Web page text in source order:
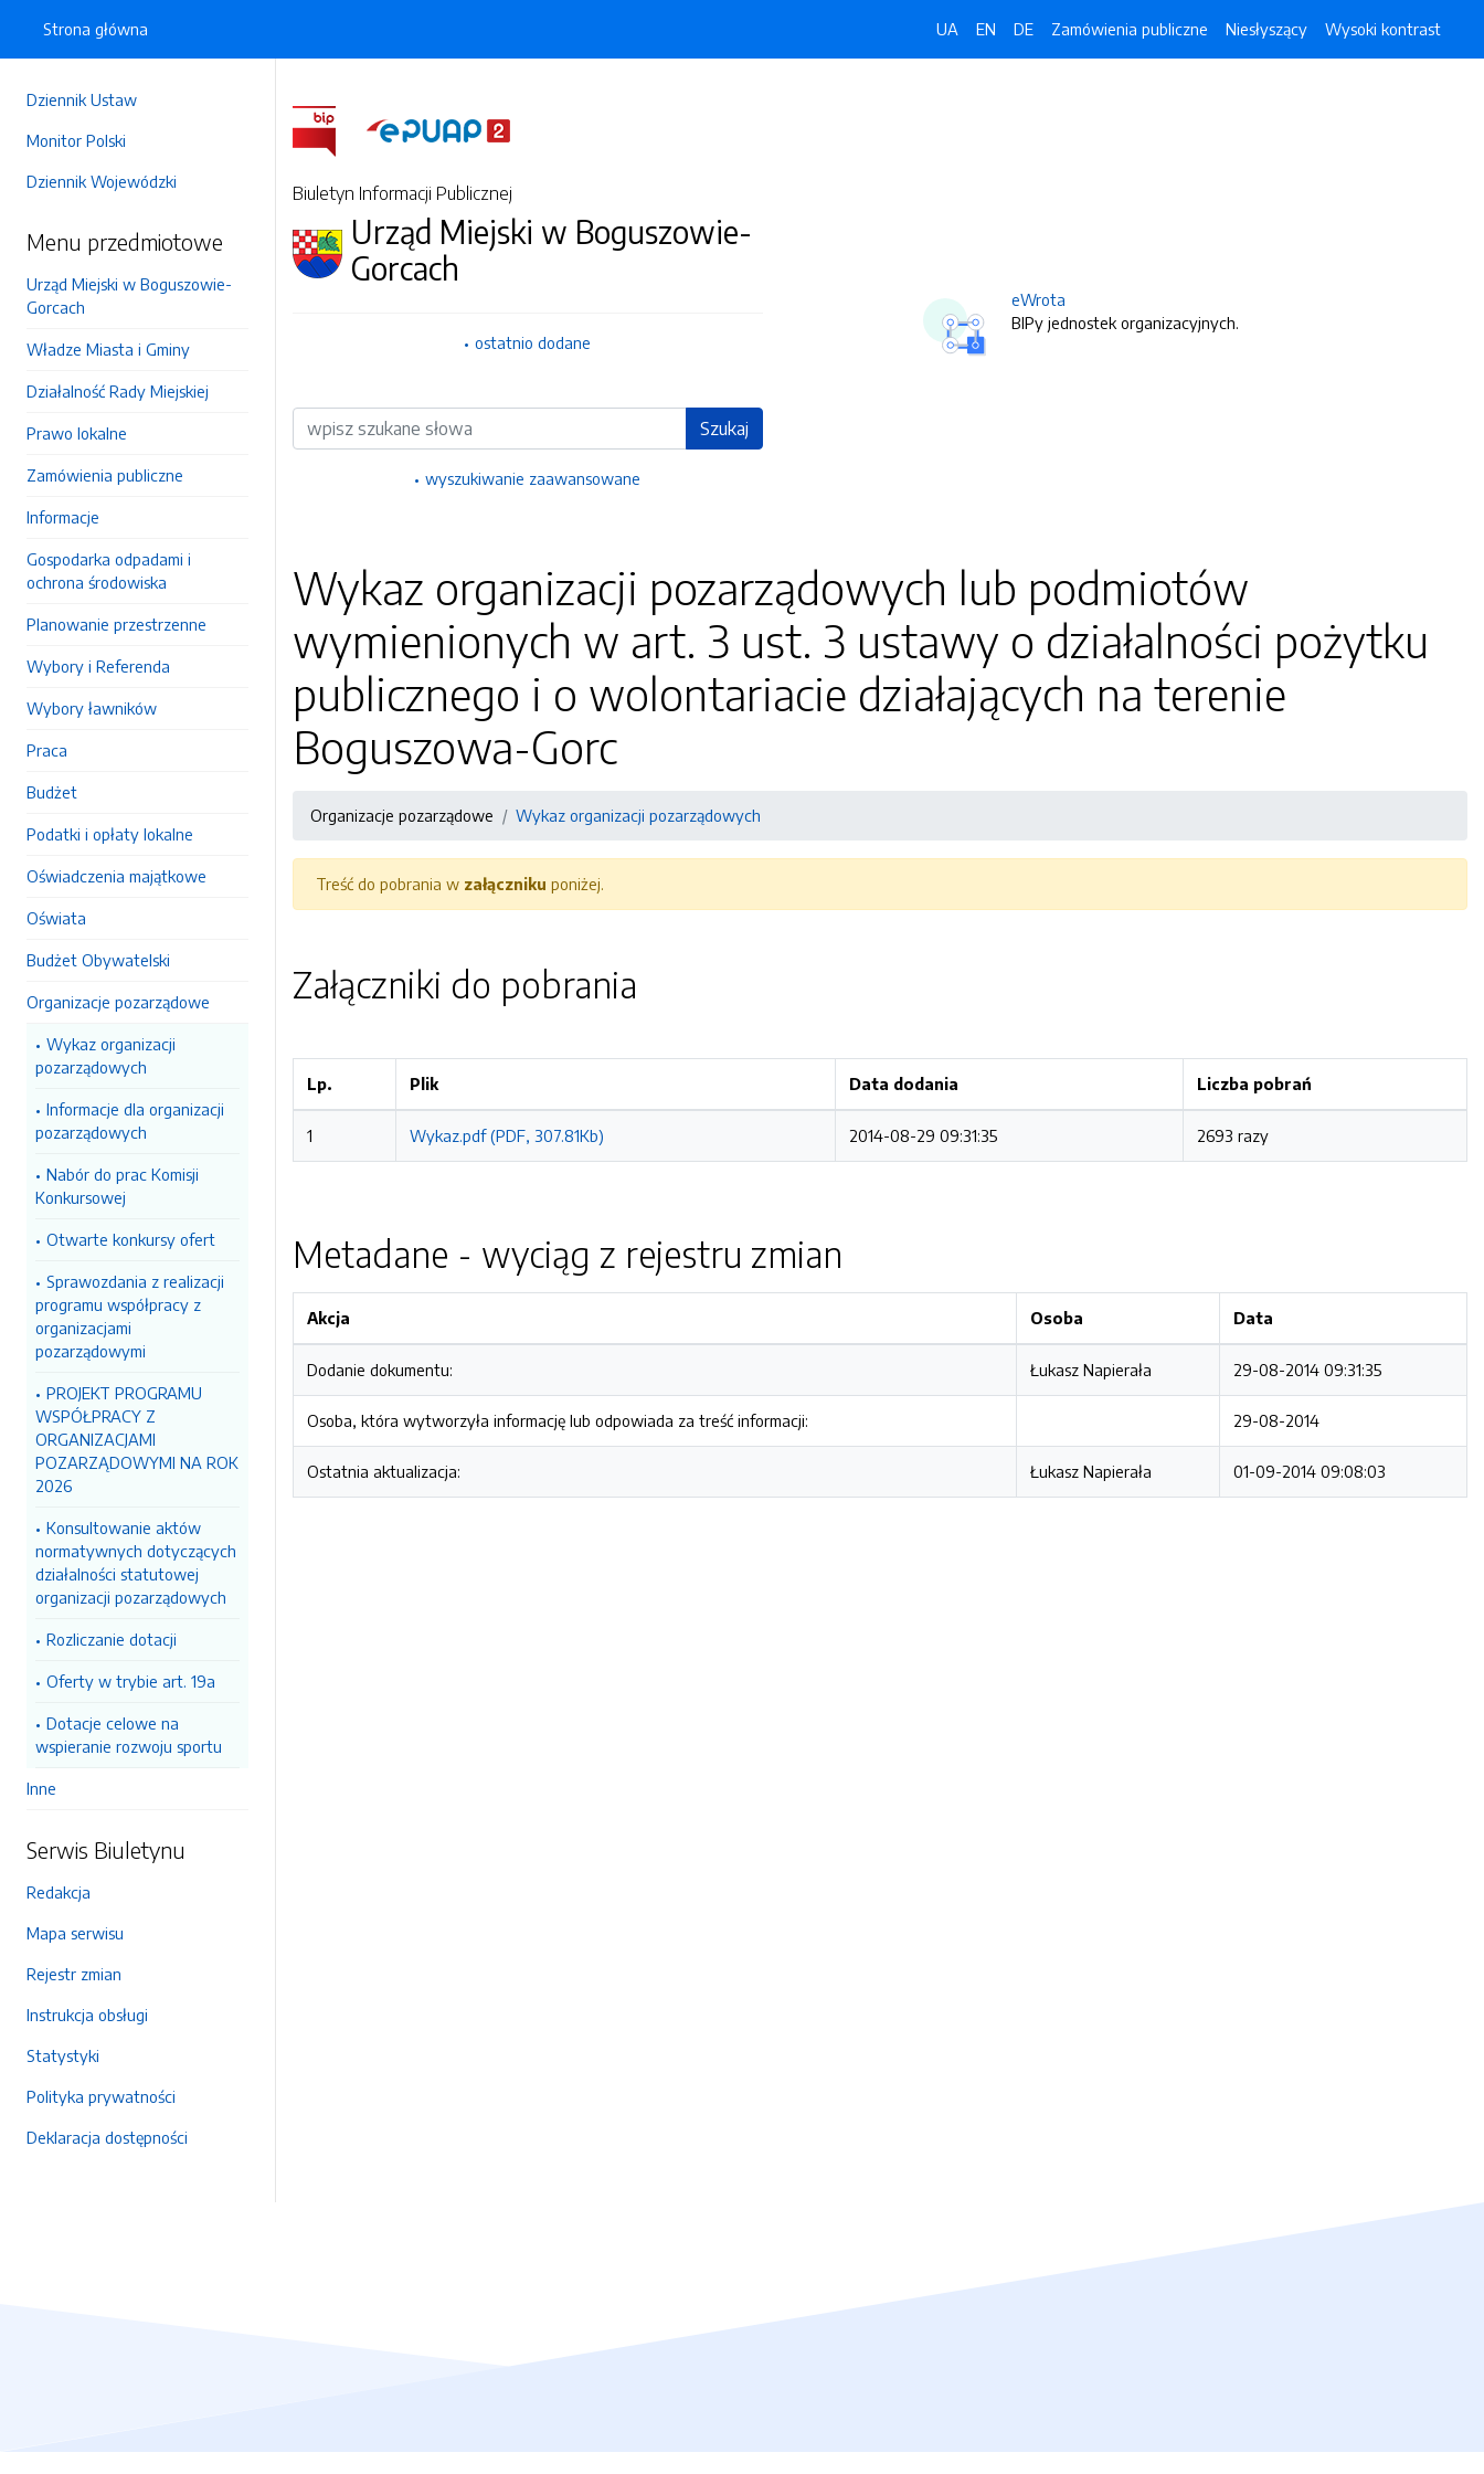
Dziennik Ustaw
Monitor Polski
Dziennik Wojewódzki
Menu przedmiotowe
Urząd Miejski w Boguszowie-
Gorcach
Władze Miasta i Gminy
Działalność Rady Miejskiej
Prawo lokalne
Zamówienia publiczne
Informacje
Gospodarka odpadami i
ochrona środowiska
Planowanie przestrzenne
Wybory i Referenda
Wybory ławników
Praca
Budżet
Podatki i opłaty lokalne
Oświadczenia majątkowe
Oświata
Budżet Obywatelski
Organizacje pozarządowe
Wykaz organizacji
pozarządowych
Informacje dla organizacji
pozarządowych
Nabór do prac Komisji
Konkursowej
Otwarte konkursy ofert
Sprawozdania z realizacji
programu współpracy z
organizacjami
pozarządowymi
PROJEKT PROGRAMU
WSPÓŁPRACY Z
ORGANIZACJAMI
POZARZĄDOWYMI NA ROK
2026
Konsultowanie aktów
normatywnych dotyczących
działalności statutowej
organizacji pozarządowych
Rozliczanie dotacji
Oferty w trybie art. 19a
Dotacje celowe na
wspieranie rozwoju sportu
Inne
Serwis Biuletynu
Redakcja
Mapa serwisu
Rejestr zmian
Instrukcja obsługi
Statystyki
Polityka prywatności
Deklaracja dostępności
Strona główna UA EN DE Zamówienia publiczne Niesłyszący Wysoki kontrast
Biuletyn Informacji Publicznej
Urząd Miejski w Boguszowie-
Gorcach
ostatnio dodane
Wyszukiwarka Szukaj
wyszukiwanie zaawansowane
eWrota
BIPy jednostek organizacyjnych.
Wykaz organizacji pozarządowych lub podmiotów
wymienionych w art. 3 ust. 3 ustawy o działalności pożytku
publicznego i o wolontariacie działających na terenie
Boguszowa-Gorc
Organizacje pozarządowe Wykaz organizacji pozarządowych
Treść do pobrania w załączniku poniżej.
Załączniki do pobrania
Lp. Plik Data dodania Liczba pobrań
1 Wykaz.pdf (PDF, 307.81Kb) 2014-08-29 09:31:35 2693 razy
Metadane - wyciąg z rejestru zmian
Akcja Osoba Data
Dodanie dokumentu: Łukasz Napierała 29-08-2014 09:31:35
Osoba, która wytworzyła informację lub odpowiada za treść informacji: 29-08-2014
Ostatnia aktualizacja: Łukasz Napierała 01-09-2014 09:08:03